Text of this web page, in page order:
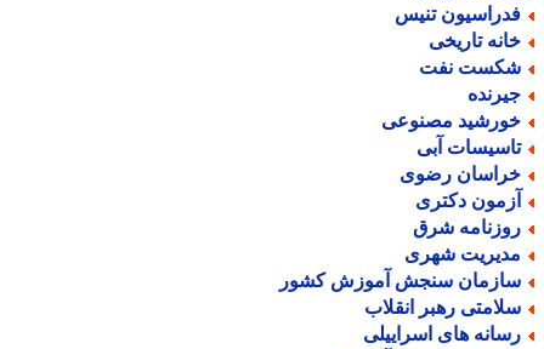
تنیس
تاریخی
نفت
مصنوعی
آبی
رضوی
دکتری
شرق
شهری
سنجش آموزش کشور
رهبر انقلاب
های اسراییلی